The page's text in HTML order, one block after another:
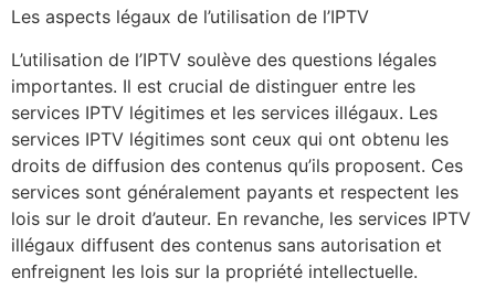
Les aspects légaux de l’utilisation de l’IPTV
L’utilisation de l’IPTV soulève des questions légales
importantes. Il est crucial de distinguer entre les
services IPTV légitimes et les services illégaux. Les
services IPTV légitimes sont ceux qui ont obtenu les
droits de diffusion des contenus qu’ils proposent. Ces
services sont généralement payants et respectent les
lois sur le droit d’auteur. En revanche, les services IPTV
illégaux diffusent des contenus sans autorisation et
enfreignent les lois sur la propriété intellectuelle.